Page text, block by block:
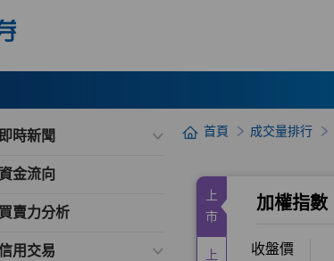
即時新聞
金流向
買賣力分析
用交易
首頁 成交量排行